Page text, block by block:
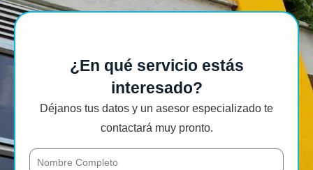
¿En qué servicio estás
interesado?
Déjanos tus datos y un asesor especializado te
contactará muy pronto.